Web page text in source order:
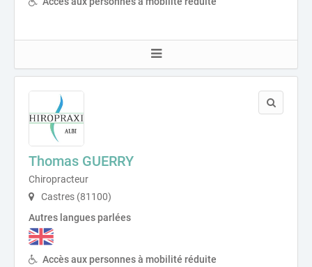
Thomas GUERRY
Chiropracteur
Castres (81100)
Autres langues parlées
Accès aux personnes à mobilité réduite